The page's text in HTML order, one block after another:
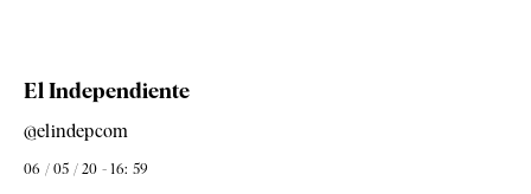
El Independiente
@elindepcom
06 / 05 / 20 - 16: 59